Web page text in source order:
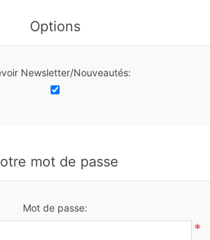
Options
Newsletter/Nouveautés:
mot de passe
Mot de passe:
*